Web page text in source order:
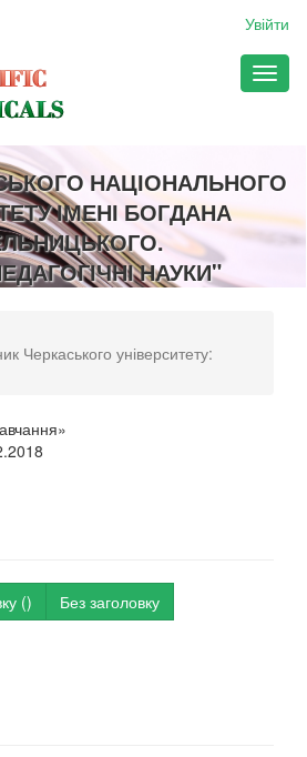
Увійти
НАЦІОНАЛЬНОГО
ІМЕНІ БОГДАНА
НАУКИ"
Черкаського університету:
()
Без заголовку